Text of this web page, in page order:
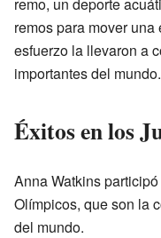
remos para mover
esfuerzo la llevaron a
importantes del mundo.
Éxitos en los
Anna Watkins
Olímpicos, que son la
del mundo.